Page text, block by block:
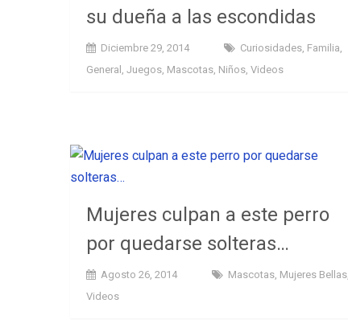
su dueña a las escondidas
Diciembre 29, 2014 Curiosidades Familia
General Juegos Mascotas Niños Videos
Mujeres culpan a este perro
por quedarse solteras…
Agosto 26, 2014 Mascotas Mujeres Bellas
Videos